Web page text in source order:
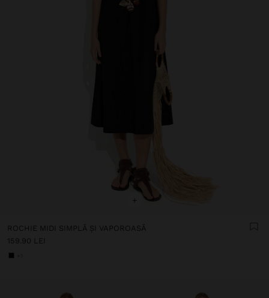
+
ROCHIE MIDI SIMPLĂ ȘI VAPOROASĂ
159.90 LEI